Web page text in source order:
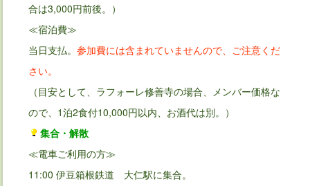
合は3,000円前後。）
≪宿泊費≫
当日支払。 参加費には含まれていませんので、ご注意くだ
さい。
（目安として、ラフォーレ修善寺の場合、メンバー価格な
ので、1泊2食付10,000円以内、お酒代は別。）
集合・解散
≪電車ご利用の方≫
11:00 伊豆箱根鉄道 大仁駅に集合。